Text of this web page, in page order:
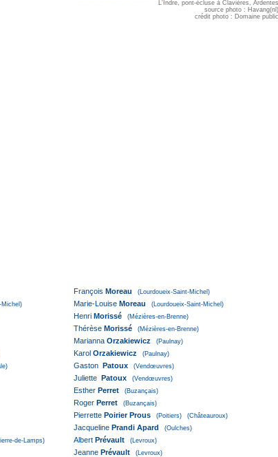
L'Indre, pont-écluse à Clavières, Ardentes
source photo : Havang(nl)
crédit photo : Domaine public
François Moreau (Lourdoueix-Saint-Michel)
Michel) Marie-Louise Moreau (Lourdoueix-Saint-Michel)
Henri Morissé (Mézières-en-Brenne)
Thérèse Morissé (Mézières-en-Brenne)
Marianna Orzakiewicz (Paulnay)
Karol Orzakiewicz (Paulnay)
Gaston Patoux (Vendœuvres)
Juliette Patoux (Vendœuvres)
Esther Perret (Buzançais)
Roger Perret (Buzançais)
Pierrette Poirier Prous (Poitiers) (Châteauroux)
Jacqueline Prandi Apard (Oulches)
de-Lamps) Albert Prévault (Levroux)
Jeanne Prévault (Levroux)